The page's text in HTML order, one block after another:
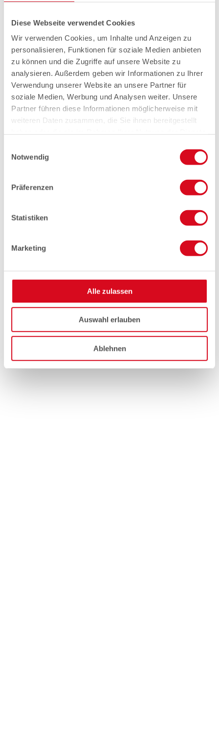
Diese Webseite verwendet Cookies
Wir verwenden Cookies, um Inhalte und Anzeigen zu
personalisieren, Funktionen für soziale Medien anbieten
zu können und die Zugriffe auf unsere Website zu
analysieren. Außerdem geben wir Informationen zu Ihrer
Verwendung unserer Website an unsere Partner für
soziale Medien, Werbung und Analysen weiter. Unsere
Partner führen diese Informationen möglicherweise mit
weiteren Daten zusammen, die Sie ihnen bereitgestellt
Notwendig
Präferenzen
Statistiken
Marketing
Alle zulassen
Auswahl erlauben
Ablehnen